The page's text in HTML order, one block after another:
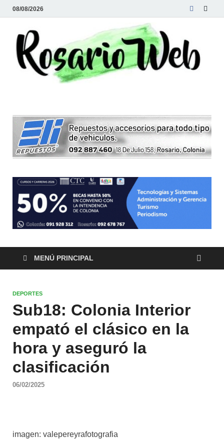
08/08/2026
MENÚ PRINCIPAL
DEPORTES
Sub18: Colonia Interior
empató el clásico en la
hora y aseguró la
clasificación
06/02/2025
imagen: valepereyrafotografia